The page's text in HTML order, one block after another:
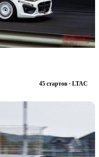
45 стартов · LTAC